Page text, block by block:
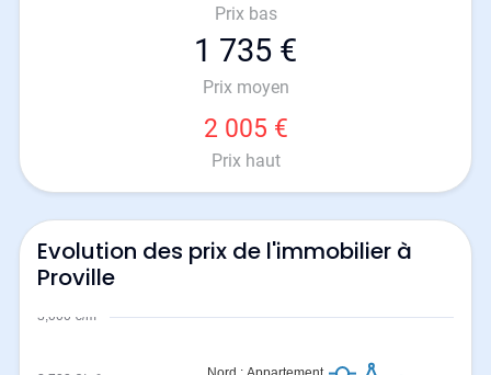
Prix bas
1 735 €
Prix moyen
2 005 €
Prix haut
Evolution des prix de l'immobilier à
Proville